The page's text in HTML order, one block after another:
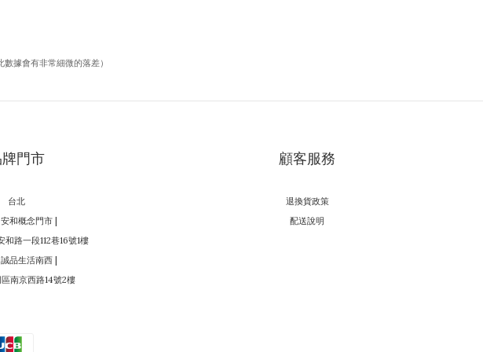
據會有非常細微的落差）
門市
台北
和概念門市 |
和路一段112巷16號1樓
品生活南西 |
南京西路14號2樓
顧客服務
退換貨政策
配送說明